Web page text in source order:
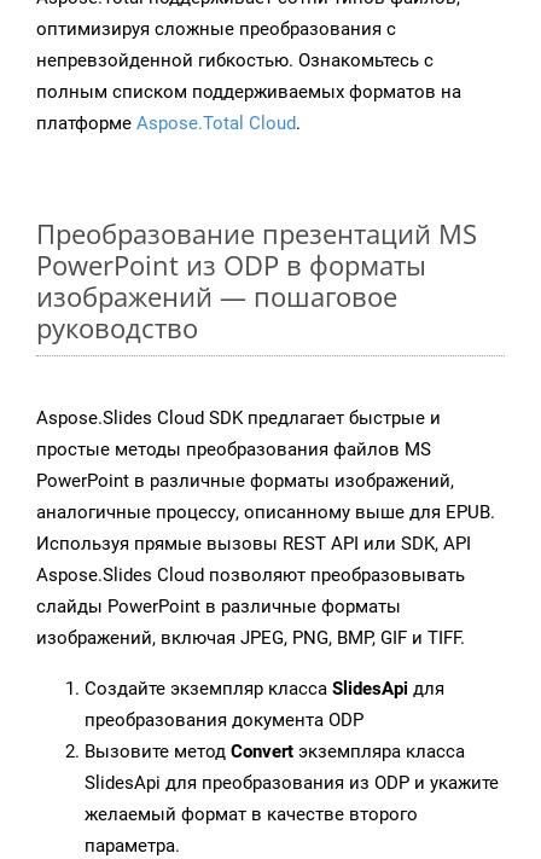
оптимизируя сложные преобразования с
непревзойденной гибкостью. Ознакомьтесь с
полным списком поддерживаемых форматов на
платформе Aspose.Total Cloud.
Преобразование презентаций MS
PowerPoint из ODP в форматы
изображений — пошаговое
руководство
Aspose.Slides Cloud SDK предлагает быстрые и
простые методы преобразования файлов MS
PowerPoint в различные форматы изображений,
аналогичные процессу, описанному выше для EPUB.
Используя прямые вызовы REST API или SDK, API
Aspose.Slides Cloud позволяют преобразовывать
слайды PowerPoint в различные форматы
изображений, включая JPEG, PNG, BMP, GIF и TIFF.
Создайте экземпляр класса SlidesApi для
преобразования документа ODP
Вызовите метод Convert экземпляра класса
SlidesApi для преобразования из ODP и укажите
желаемый формат в качестве второго
параметра.